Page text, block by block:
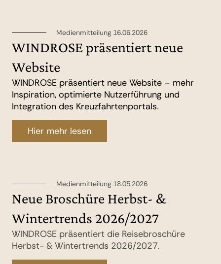
Medienmitteilung 16.06.2026
WINDROSE präsentiert neue
Website
WINDROSE präsentiert neue Website – mehr
Inspiration, optimierte Nutzerführung und
Integration des Kreuzfahrtenportals.
Hier mehr lesen
Medienmitteilung 18.05.2026
Neue Broschüre Herbst- &
Wintertrends 2026/2027
WINDROSE präsentiert die Reisebroschüre
Herbst- & Wintertrends 2026/2027.